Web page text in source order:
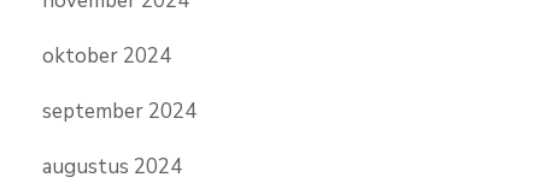
oktober 2024
september 2024
augustus 2024